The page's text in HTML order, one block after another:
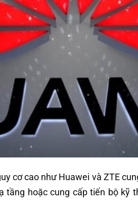
cơ cao như Huawei và ZTE
tầng hoặc cung cấp tiến bộ kỹ